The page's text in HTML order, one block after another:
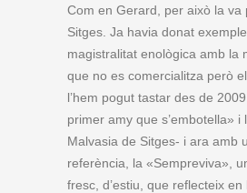
Com en Gerard, per això la va
Sitges. Ja havia donat
magistralitat enològica amb la
que no es comercialitza però
l’hem pogut tastar des de
primer amy que s’embotella» i
Malvasia de Sitges- i ara amb
referència, la «Sempreviva»,
fresc, d’estiu, que reflecteix